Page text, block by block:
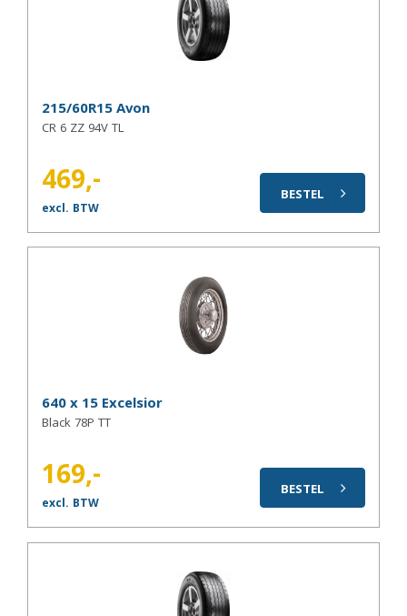
215/60R15 Avon
CR 6 ZZ 94V TL
469,-
excl. BTW
BESTEL
640 x 15 Excelsior
Black 78P TT
169,-
excl. BTW
BESTEL